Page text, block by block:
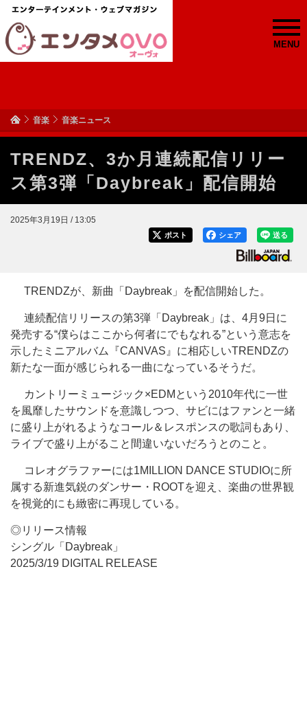
MENU
音楽 音楽ニュース
TRENDZ、3か月連続配信リリー
ス第3弾「Daybreak」配信開始
2025年3月19日 / 13:05
送る
シェア
ポスト
TRENDZが、新曲「Daybreak」を配信開始した。
連続配信リリースの第3弾「Daybreak」は、4月9日に
発売する“僕らはここから何者にでもなれる”という意志を
示したミニアルバム『CANVAS』に相応しいTRENDZの
新たな一面が感じられる一曲になっているそうだ。
カントリーミュージック×EDMという2010年代に一世
を風靡したサウンドを意識しつつ、サビにはファンと一緒
に盛り上がれるようなコール＆レスポンスの歌詞もあり、
ライブで盛り上がること間違いないだろうとのこと。
コレオグラファーには1MILLION DANCE STUDIOに所
属する新進気鋭のダンサー・ROOTを迎え、楽曲の世界観
を視覚的にも緻密に再現している。
◎リリース情報
シングル「Daybreak」
2025/3/19 DIGITAL RELEASE